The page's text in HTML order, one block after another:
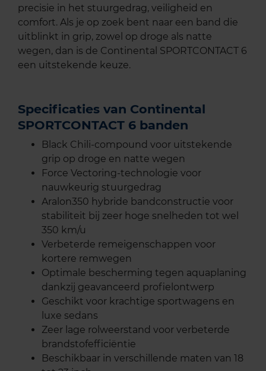
precisie in het stuurgedrag, veiligheid en
comfort. Als je op zoek bent naar een band die
uitblinkt in grip, zowel op droge als natte
wegen, dan is de Continental SPORTCONTACT 6
een uitstekende keuze.
Specificaties van Continental
SPORTCONTACT 6 banden
Black Chili-compound voor uitstekende
grip op droge en natte wegen
Force Vectoring-technologie voor
nauwkeurig stuurgedrag
Aralon350 hybride bandconstructie voor
stabiliteit bij zeer hoge snelheden tot wel
350 km/u
Verbeterde remeigenschappen voor
kortere remwegen
Optimale bescherming tegen aquaplaning
dankzij geavanceerd profielontwerp
Geschikt voor krachtige sportwagens en
luxe sedans
Zeer lage rolweerstand voor verbeterde
brandstofefficiëntie
Beschikbaar in verschillende maten van 18